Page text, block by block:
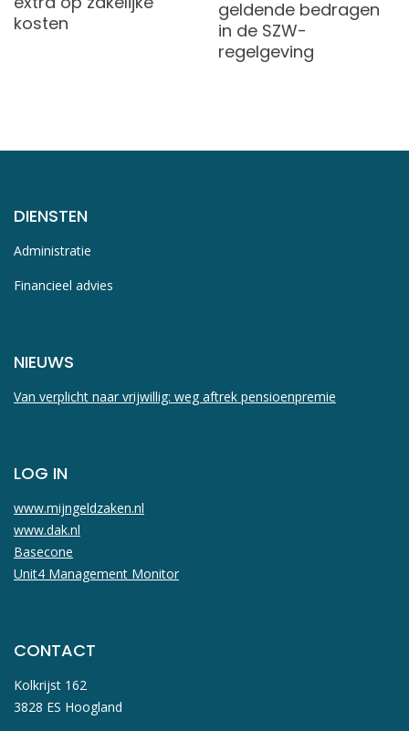
kosten
geldende bedragen
in de SZW-
regelgeving
DIENSTEN
Administratie
Financieel advies
NIEUWS
Van verplicht naar vrijwillig: weg aftrek pensioenpremie
LOG IN
www.mijngeldzaken.nl
www.dak.nl
Basecone
Unit4 Management Monitor
CONTACT
Kolkrijst 162
3828 ES Hoogland